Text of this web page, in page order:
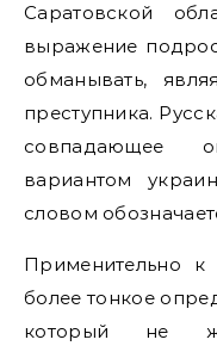
Саратовской
выражение
обманывать,
преступника.
совпадающее
вариантом
словом
Применительно
более тонкое
который не